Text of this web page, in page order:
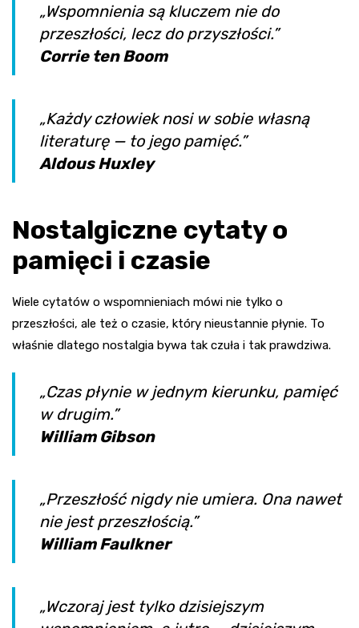
„Wspomnienia są kluczem nie do
przeszłości, lecz do przyszłości.”
Corrie ten Boom
„Każdy człowiek nosi w sobie własną
literaturę — to jego pamięć.”
Aldous Huxley
Nostalgiczne cytaty o
pamięci i czasie
Wiele cytatów o wspomnieniach mówi nie tylko o
przeszłości, ale też o czasie, który nieustannie płynie. To
właśnie dlatego nostalgia bywa tak czuła i tak prawdziwa.
„Czas płynie w jednym kierunku, pamięć
w drugim.”
William Gibson
„Przeszłość nigdy nie umiera. Ona nawet
nie jest przeszłością.”
William Faulkner
„Wczoraj jest tylko dzisiejszym